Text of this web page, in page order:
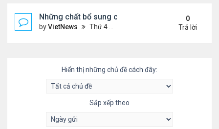
Những chất bổ sung có thể giúp giảm huyết áp
byVietNews Thứ 4 Tháng 7 20, 2022 11:29 am
0
Trả lời
Hiển thị những chủ đề cách đây:
Sắp xếp theo